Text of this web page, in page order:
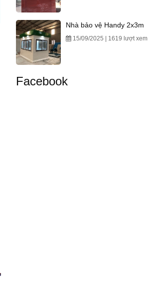
Nhà bảo vệ Handy 2x3m
15/09/2025 | 1619 lượt xem
Facebook